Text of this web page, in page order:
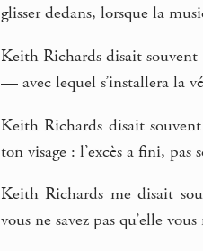
glisser dedans, lorsque la
Keith Richards disait souvent
— avec lequel s’installera la
Keith Richards disait
ton visage : l’excès a fini, pas
Keith Richards me disait
vous ne savez pas qu’elle